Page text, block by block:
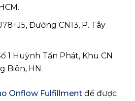
Đường CN13, P. Tây
1 Huỳnh Tấn Phát, Khu CN
Biên, HN.
Onflow Fulfillment để được